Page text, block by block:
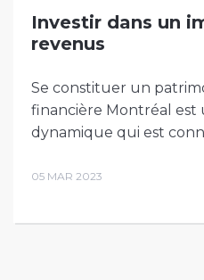
Investir dans un
revenus
Se constituer un
financière Montréal est
dynamique qui est
05 MAR 2023